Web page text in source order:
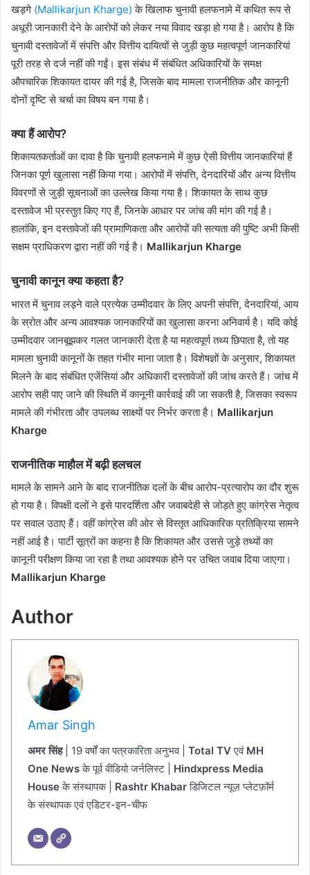
खड़गे (Mallikarjun Kharge) के खिलाफ चुनावी हलफनामे में कथित रूप से
अधूरी जानकारी देने के आरोपों को लेकर नया विवाद खड़ा हो गया है। आरोप है कि
चुनावी दस्तावेजों में संपत्ति और वित्तीय दायित्वों से जुड़ी कुछ महत्वपूर्ण जानकारियां
पूरी तरह से दर्ज नहीं की गईं। इस संबंध में संबंधित अधिकारियों के समक्ष
औपचारिक शिकायत दायर की गई है, जिसके बाद मामला राजनीतिक और कानूनी
दोनों दृष्टि से चर्चा का विषय बन गया है।
क्या हैं आरोप?
शिकायतकर्ताओं का दावा है कि चुनावी हलफनामे में कुछ ऐसी वित्तीय जानकारियां हैं
जिनका पूर्ण खुलासा नहीं किया गया। आरोपों में संपत्ति, देनदारियों और अन्य वित्तीय
विवरणों से जुड़ी सूचनाओं का उल्लेख किया गया है। शिकायत के साथ कुछ
दस्तावेज भी प्रस्तुत किए गए हैं, जिनके आधार पर जांच की मांग की गई है।
हालांकि, इन दस्तावेजों की प्रामाणिकता और आरोपों की सत्यता की पुष्टि अभी किसी
सक्षम प्राधिकरण द्वारा नहीं की गई है। Mallikarjun Kharge
चुनावी कानून क्या कहता है?
भारत में चुनाव लड़ने वाले प्रत्येक उम्मीदवार के लिए अपनी संपत्ति, देनदारियां, आय
के स्रोत और अन्य आवश्यक जानकारियों का खुलासा करना अनिवार्य है। यदि कोई
उम्मीदवार जानबूझकर गलत जानकारी देता है या महत्वपूर्ण तथ्य छिपाता है, तो यह
मामला चुनावी कानूनों के तहत गंभीर माना जाता है। विशेषज्ञों के अनुसार, शिकायत
मिलने के बाद संबंधित एजेंसियां और अधिकारी दस्तावेजों की जांच करते हैं। जांच में
आरोप सही पाए जाने की स्थिति में कानूनी कार्रवाई की जा सकती है, जिसका स्वरूप
मामले की गंभीरता और उपलब्ध साक्ष्यों पर निर्भर करता है। Mallikarjun
Kharge
राजनीतिक माहौल में बढ़ी हलचल
मामले के सामने आने के बाद राजनीतिक दलों के बीच आरोप-प्रत्यारोप का दौर शुरू
हो गया है। विपक्षी दलों ने इसे पारदर्शिता और जवाबदेही से जोड़ते हुए कांग्रेस नेतृत्व
पर सवाल उठाए हैं। वहीं कांग्रेस की ओर से विस्तृत आधिकारिक प्रतिक्रिया सामने
नहीं आई है। पार्टी सूत्रों का कहना है कि शिकायत और उससे जुड़े तथ्यों का
कानूनी परीक्षण किया जा रहा है तथा आवश्यक होने पर उचित जवाब दिया जाएगा।
Mallikarjun Kharge
Author
Amar Singh
अमर सिंह| 19 वर्षों का पत्रकारिता अनुभव | Total TVएवं MH
One Newsके पूर्व वीडियो जर्नलिस्ट | Hindxpress Media
Houseके संस्थापक | Rashtr Khabarडिजिटल न्यूज़ प्लेटफ़ॉर्म
के संस्थापक एवं एडिटर-इन-चीफ